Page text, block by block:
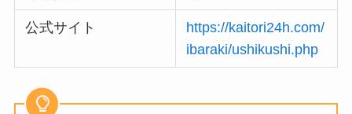
公式サイト
https://kaitori24h.com/
ibaraki/ushikushi.php